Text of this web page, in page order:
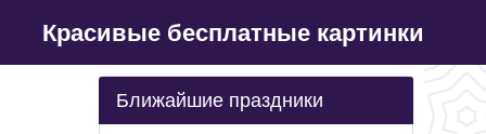
Красивые бесплатные картинки
Ближайшие праздники